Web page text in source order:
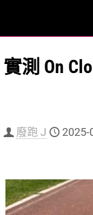
實測 On
廢跑 J 2025-